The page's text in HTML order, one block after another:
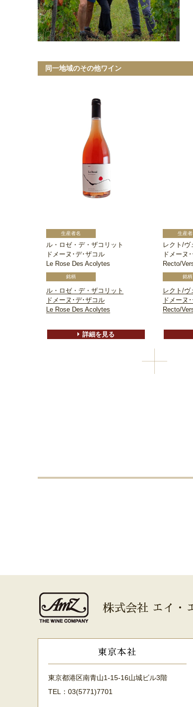
同一地域のその他ワイン
ル・ロゼ・デ・ザコリット
ドメーヌ･デ･ザコル
Le Rose Des Acolytes
ル・ロゼ・デ・ザコリット
ドメーヌ･デ･ザコル
Le Rose Des Acolytes
詳細を見る
レクト/ヴ
ドメーヌ
Recto/
レクト/ヴ
ドメーヌ
Recto/
株式会社 エイ・
東京本社
東京都港区南青山1-15-16山城ビル3階
TEL：03(5771)7701